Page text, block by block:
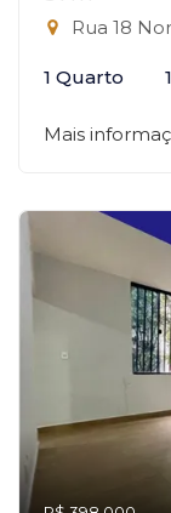
Rua 18
1 Quarto
Mais